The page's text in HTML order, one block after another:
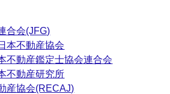
合会(JFG)
本不動産協会
不動産鑑定士協会連合会
不動産研究所
産協会(RECAJ)